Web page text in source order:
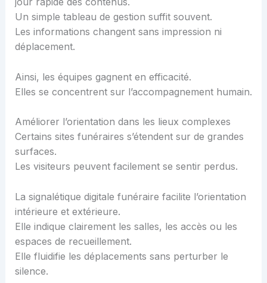
Un simple tableau de gestion suffit souvent.
Les informations changent sans impression ni
déplacement.
Ainsi, les équipes gagnent en efficacité.
Elles se concentrent sur l’accompagnement humain.
Améliorer l’orientation dans les lieux complexes
Certains sites funéraires s’étendent sur de grandes
surfaces.
Les visiteurs peuvent facilement se sentir perdus.
La signalétique digitale funéraire facilite l’orientation
intérieure et extérieure.
Elle indique clairement les salles, les accès ou les
espaces de recueillement.
Elle fluidifie les déplacements sans perturber le
silence.